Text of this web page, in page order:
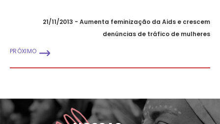
21/11/2013 - Aumenta feminização da Aids e crescem
denúncias de tráfico de mulheres
PRÓXIMO